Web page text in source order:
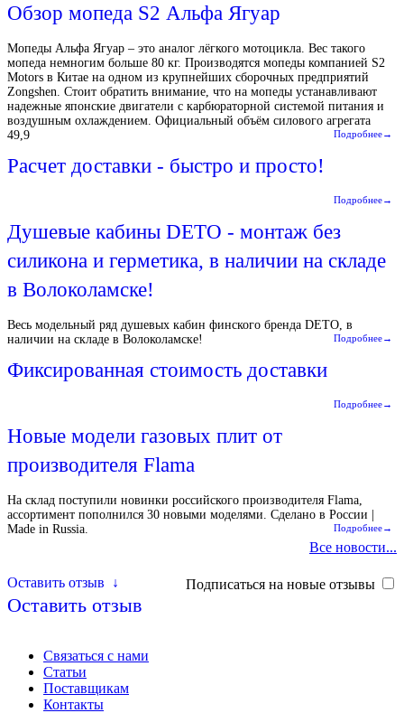
Обзор мопеда S2 Альфа Ягуар
Мопеды Альфа Ягуар – это аналог лёгкого мотоцикла. Вес такого
мопеда немногим больше 80 кг. Производятся мопеды компанией S2
Motors в Китае на одном из крупнейших сборочных предприятий
Zongshen. Стоит обратить внимание, что на мопеды устанавливают
надежные японские двигатели с карбюраторной системой питания и
воздушным охлаждением. Официальный объём силового агрегата
49,9
Подробнее→
Расчет доставки - быстро и просто!
Подробнее→
Душевые кабины DETO - монтаж без
силикона и герметика, в наличии на складе
в Волоколамске!
Весь модельный ряд душевых кабин финского бренда DETO, в
наличии на складе в Волоколамске!
Подробнее→
Фиксированная стоимость доставки
Подробнее→
Новые модели газовых плит от
производителя Flama
На склад поступили новинки российского производителя Flama,
ассортимент пополнился 30 новыми моделями. Сделано в России |
Made in Russia.
Подробнее→
Все новости...
Подписаться на новые отзывы
Оставить отзыв ↓
Оставить отзыв
Связаться с нами
Статьи
Поставщикам
Контакты